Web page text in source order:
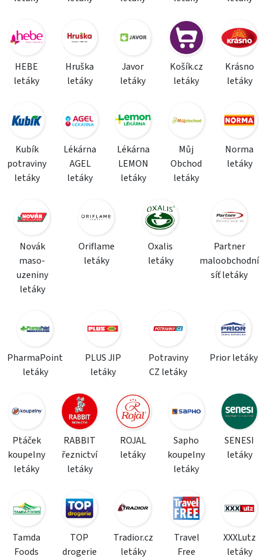
HEBE
letáky
Hruška
letáky
Javor
letáky
Košík.cz
letáky
Krásno
letáky
Kubík
potraviny
letáky
Lékárna
AGEL
letáky
Lékárna
LEMON
letáky
Můj
Obchod
letáky
Norma
letáky
Novák
maso-
uzeniny
letáky
Oriflame
letáky
Oxalis
letáky
Partner
maloobchodní
síť letáky
PharmaPoint
letáky
PLUS JIP
letáky
Potraviny
CZ letáky
Prior letáky
Ptáček
koupelny
letáky
RABBIT
řeznictví
letáky
ROJAL
letáky
Sapho
koupelny
letáky
SENESI
letáky
Tamda
Foods
TOP
drogerie
Tradior.cz
letáky
Travel
Free
XXXLutz
letáky